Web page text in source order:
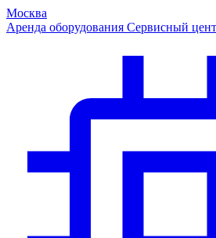
Москва
Аренда оборудования Сервисный